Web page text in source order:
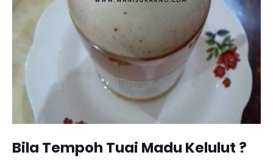
Bila Tempoh Tuai Madu Kelulut ?